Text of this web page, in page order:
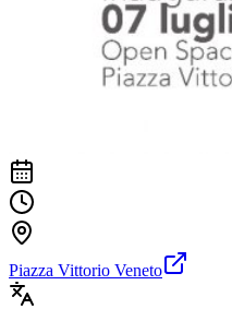
Piazza Vittorio Veneto